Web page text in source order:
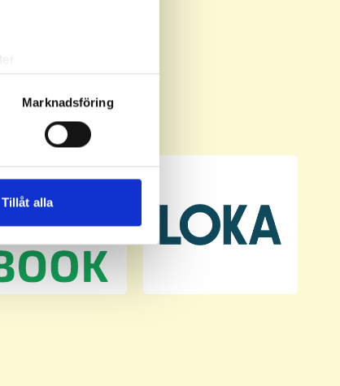
. Du kan ändra
från din enhet
informationen
Marknadsföring
Tillåt alla